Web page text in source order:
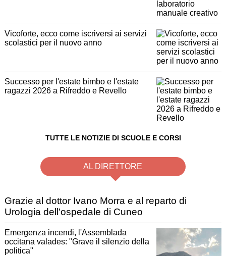
Vicoforte, ecco come iscriversi ai servizi
scolastici per il nuovo anno
Successo per l'estate bimbo e l'estate
ragazzi 2026 a Rifreddo e Revello
TUTTE LE NOTIZIE DI SCUOLE E CORSI
AL DIRETTORE
Grazie al dottor Ivano Morra e al reparto di
Urologia dell'ospedale di Cuneo
Emergenza incendi, l'Assemblada
occitana valades: "Grave il silenzio della
politica"